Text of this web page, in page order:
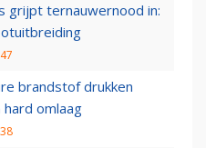
grijpt ternauwernood in:
brandstof drukken
omlaag